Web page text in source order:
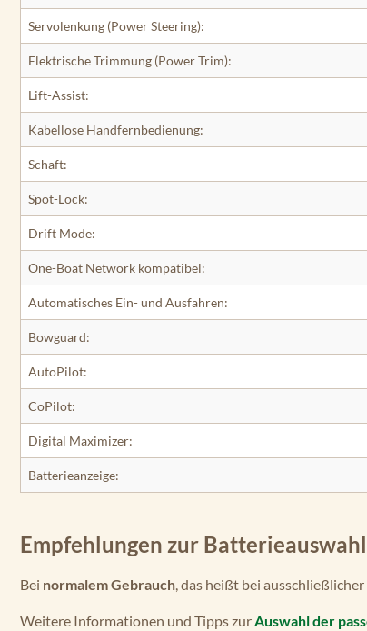
Servolenkung (Power Steering):
Elektrische Trimmung (Power Trim):
Lift-Assist:
Kabellose Handfernbedienung:
Schaft:
Spot-Lock:
Drift Mode:
One-Boat Network kompatibel:
Automatisches Ein- und Ausfahren:
Bowguard:
AutoPilot:
CoPilot:
Digital Maximizer:
Batterieanzeige:
Empfehlungen zur Batterieauswahl
Bei normalem Gebrauch, das heißt bei ausschließlicher
Weitere Informationen und Tipps zurAuswahl der